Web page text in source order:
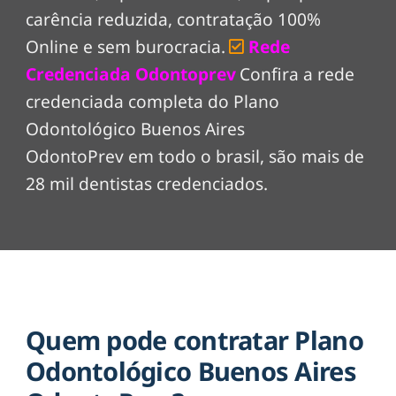
carência reduzida, contratação 100%
Online e sem burocracia.
Rede
Credenciada OdontoprevConfira a rede
credenciada completa do Plano
Odontológico Buenos Aires
OdontoPrev em todo o brasil, são mais de
28 mil dentistas credenciados.
Quem pode contratar Plano
Odontológico Buenos Aires